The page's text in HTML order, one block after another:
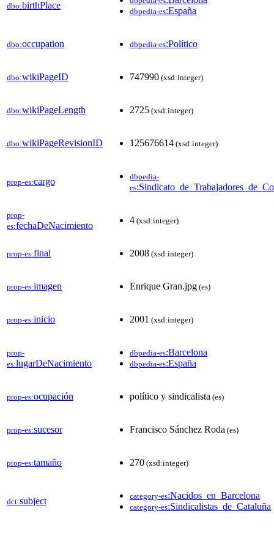
dbo:birthPlace
dbpedia-es:España
dbo:occupation dbpedia-es:Político
dbo:wikiPageID 747990 (xsd:integer)
dbo:wikiPageLength 2725 (xsd:integer)
dbo:wikiPageRevisionID 125676614 (xsd:integer)
prop-es:cargo
dbpedia-
es
prop-
es:fechaDeNacimiento
4 (xsd:integer)
prop-es:final 2008 (xsd:integer)
prop-es:imagen Enrique Gran.jpg (es)
prop-es:inicio 2001 (xsd:integer)
prop-
es:lugarDeNacimiento
dbpedia-es:Barcelona
dbpedia-es:España
prop-es:ocupación político y sindicalista (es)
prop-es:sucesor Francisco Sánchez Roda (es)
prop-es:tamaño 270 (xsd:integer)
dct:subject category-es:Nacidos_en_Barcelona
category-es:Sindicalistas_de_Cataluña